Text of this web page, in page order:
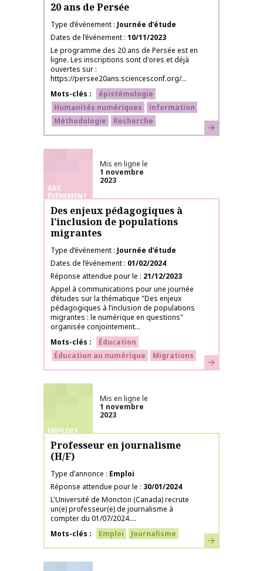
20 ans de Persée
Type d’événement Journée d’étude
Dates de l’événement 10/11/2023
Le programme des 20 ans de Persée est en
ligne. Les inscriptions sont d'ores et déjà
ouvertes sur :
https://persee20ans.sciencesconf.org/...
Mots-clés
épistémologie
Humanités numériques
information
Méthodologie
Recherche En savoir plus
AAC
ÉVÉNEMENT
Mis en ligne le
1 novembre
2023
Des enjeux pédagogiques à
l’inclusion de populations
migrantes
Type d’événement Journée d’étude
Dates de l’événement 01/02/2024
Réponse attendue pour le
21/12/2023
Appel à communications pour une journée
d’études sur la thématique "Des enjeux
pédagogiques à l’inclusion de populations
migrantes : le numérique en questions"
organisée conjointement...
Mots-clés
Éducation
Éducation au numérique
Migrations En savoir plus
EMPLOIS
Mis en ligne le
1 novembre
2023
Professeur en journalisme
(H/F)
Type d’annonce
Emploi
Réponse attendue pour le
30/01/2024
L'Université de Moncton (Canada) recrute
un(e) professeur(e) de journalisme à
compter du 01/07/2024....
Mots-clés
Emploi Journalisme En savoir plus